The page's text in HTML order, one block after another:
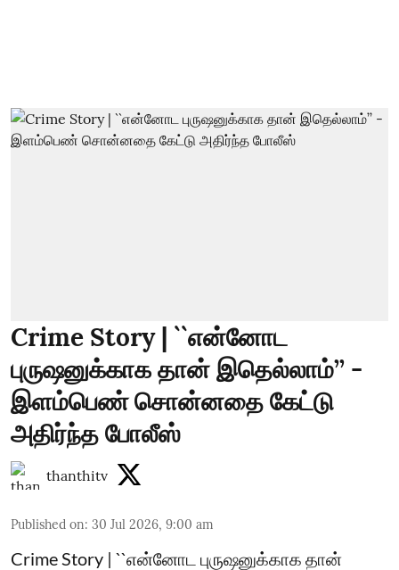
Crime Story | ``என்னோட
புருஷனுக்காக தான் இதெல்லாம்’’ -
இளம்பெண் சொன்னதை கேட்டு
அதிர்ந்த போலீஸ்
thanthitv
Published on: 30 Jul 2026, 9:00 am
Crime Story | ``என்னோட புருஷனுக்காக தான்